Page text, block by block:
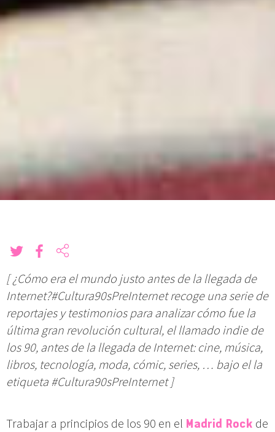
[ ¿Cómo era el mundo justo antes de la llegada de
Internet?#Cultura90sPreInternet recoge una serie de
reportajes y testimonios para analizar cómo fue la
última gran revolución cultural, el llamado indie de
los 90, antes de la llegada de Internet: cine, música,
libros, tecnología, moda, cómic, series, … bajo el la
etiqueta #Cultura90sPreInternet ]
Trabajar a principios de los 90 en el Madrid Rock de